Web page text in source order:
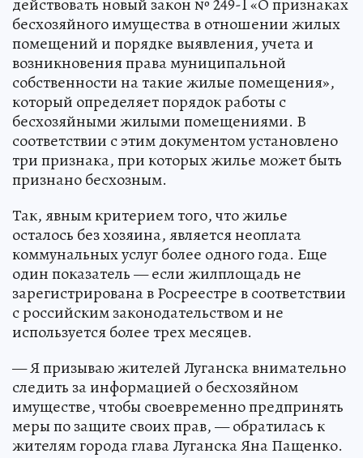
действовать новый закон № 249-I «О признаках
бесхозяйного имущества в отношении жилых
помещений и порядке выявления, учета и
возникновения права муниципальной
собственности на такие жилые помещения»,
который определяет порядок работы с
бесхозяйными жилыми помещениями. В
соответствии с этим документом установлено
три признака, при которых жилье может быть
признано бесхозным.
Так, явным критерием того, что жилье
осталось без хозяина, является неоплата
коммунальных услуг более одного года. Еще
один показатель — если жилплощадь не
зарегистрирована в Росреестре в соответствии
с российским законодательством и не
используется более трех месяцев.
— Я призываю жителей Луганска внимательно
следить за информацией о бесхозяйном
имуществе, чтобы своевременно предпринять
меры по защите своих прав, — обратилась к
жителям города глава Луганска Яна Пащенко.